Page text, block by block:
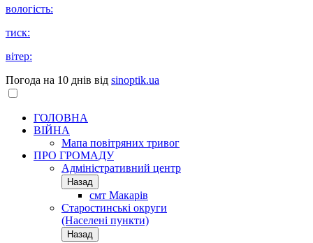
вологість:
тиск:
вітер:
Погода на 10 днів від sinoptik.ua
ГОЛОВНА
ВІЙНА
Мапа повітряних тривог
ПРО ГРОМАДУ
Aдміністративний центр
Назад
смт Макарів
Старостинські округи
(Населені пункти)
Назад